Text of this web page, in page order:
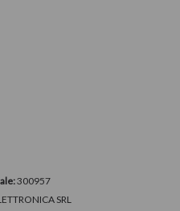
300957
SRL